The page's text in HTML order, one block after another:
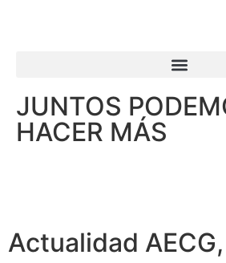
JUNTOS
HACER MÁS
Actualidad AECG,